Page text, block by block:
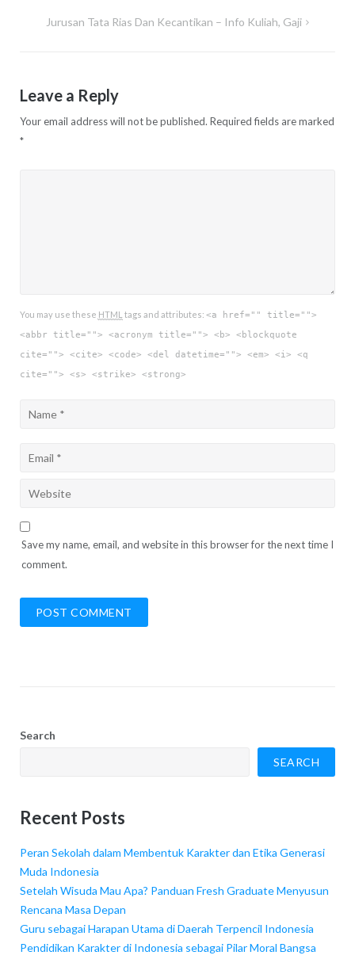
Jurusan Tata Rias Dan Kecantikan – Info Kuliah, Gaji
Leave a Reply
Your email address will not be published. Required fields are marked
*
You may use these HTML tags and attributes: <a href="" title="">
<abbr title=""> <acronym title=""> <b> <blockquote
cite=""> <cite> <code> <del datetime=""> <em> <i> <q
cite=""> <s> <strike> <strong>
Save my name, email, and website in this browser for the next time I
comment.
Search
SEARCH
Recent Posts
Peran Sekolah dalam Membentuk Karakter dan Etika Generasi
Muda Indonesia
Setelah Wisuda Mau Apa? Panduan Fresh Graduate Menyusun
Rencana Masa Depan
Guru sebagai Harapan Utama di Daerah Terpencil Indonesia
Pendidikan Karakter di Indonesia sebagai Pilar Moral Bangsa